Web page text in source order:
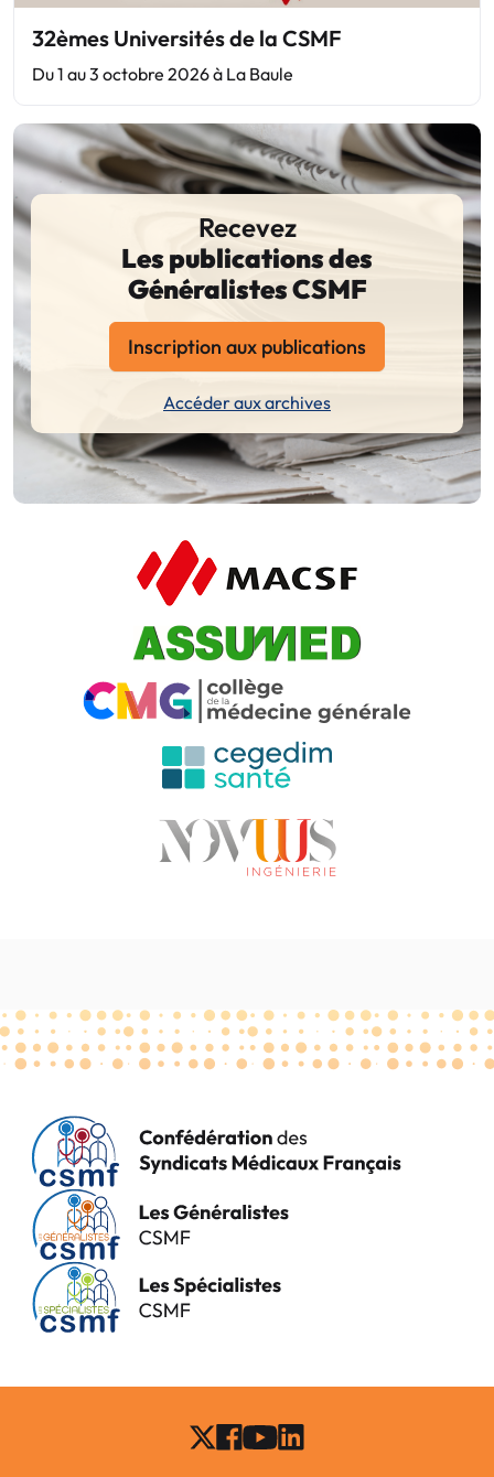
32èmes Universités de la CSMF
Du 1 au 3 octobre 2026 à La Baule
Recevez
Les publications des
Généralistes CSMF
Inscription aux publications
Accéder aux archives